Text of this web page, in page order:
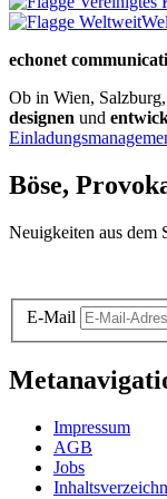
echonet
Ob in Wien,
designen und
Böse,
Neuigkeiten aus dem
E-Mail
Impressum
AGB
Jobs